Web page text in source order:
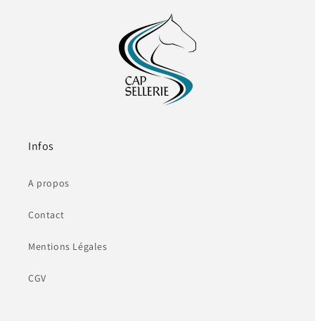
Infos
A propos
Contact
Mentions Légales
CGV